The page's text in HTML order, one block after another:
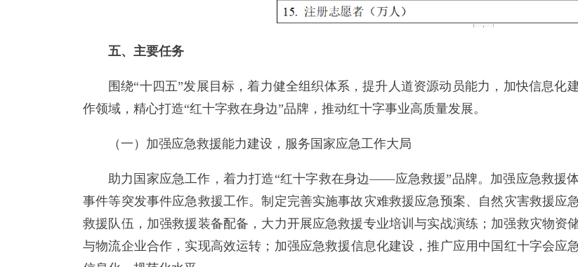
五、主要任务
围绕“十四五”发展目标，着力健全组织体系，提升人道资源动员能力，加快信息化
作领域，精心打造“红十字救在身边”品牌，推动红十字事业高质量发展。
（一）加强应急救援能力建设，服务国家应急工作大局
助力国家应急工作，着力打造“红十字救在身边——应急救援”品牌。加强应急救援
事件等突发事件应急救援工作。制定完善实施事故灾难救援应急预案、自然灾害救援应
救援队伍，加强救援装备配备，大力开展应急救援专业培训与实战演练；加强救灾物资
与物流企业合作，实现高效运转；加强应急救援信息化建设，推广应用中国红十字会应